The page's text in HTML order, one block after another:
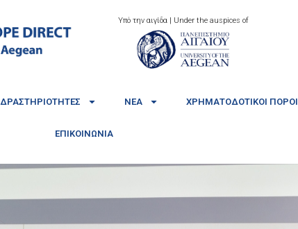
Υπό την αιγίδα | Under the auspices of
ΔΡΑΣΤΗΡΙΌΤΗΤΕΣ ΝΈΑ ΧΡΗΜΑΤΟΔΟΤΙΚΟΊ ΠΌΡΟΙ
ΕΠΙΚΟΙΝΩΝΊΑ